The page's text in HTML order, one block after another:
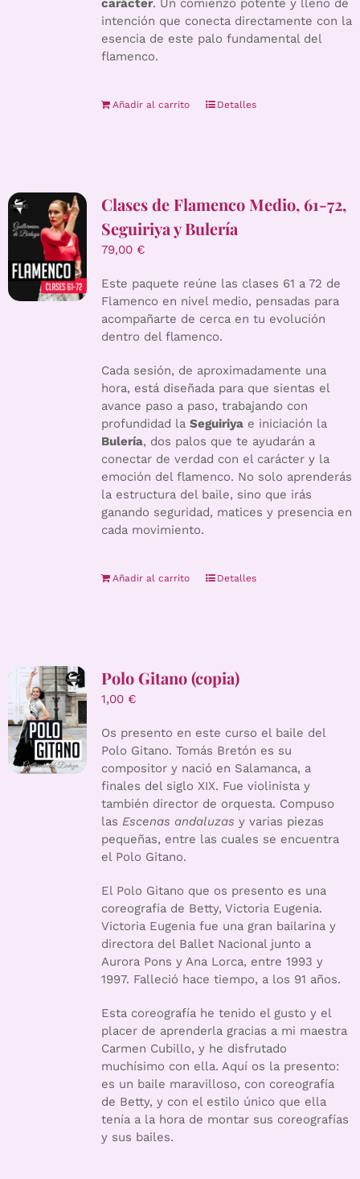
carácter. Un comienzo potente y lleno de
intención que conecta directamente con la
esencia de este palo fundamental del
flamenco.
Añadir al carrito Detalles
Clases de Flamenco Medio, 61-72,
Seguiriya y Bulería
79,00 €
Este paquete reúne las clases 61 a 72 de
Flamenco en nivel medio, pensadas para
acompañarte de cerca en tu evolución
dentro del flamenco.
Cada sesión, de aproximadamente una
hora, está diseñada para que sientas el
avance paso a paso, trabajando con
profundidad la Seguiriyae iniciación la
Bulería, dos palos que te ayudarán a
conectar de verdad con el carácter y la
emoción del flamenco. No solo aprenderás
la estructura del baile, sino que irás
ganando seguridad, matices y presencia en
cada movimiento.
Añadir al carrito Detalles
Polo Gitano (copia)
1,00 €
Os presento en este curso el baile del
Polo Gitano. Tomás Bretón es su
compositor y nació en Salamanca, a
finales del siglo XIX. Fue violinista y
también director de orquesta. Compuso
las Escenas andaluzas y varias piezas
pequeñas, entre las cuales se encuentra
el Polo Gitano.
El Polo Gitano que os presento es una
coreografía de Betty, Victoria Eugenia.
Victoria Eugenia fue una gran bailarina y
directora del Ballet Nacional junto a
Aurora Pons y Ana Lorca, entre 1993 y
1997. Falleció hace tiempo, a los 91 años.
Esta coreografía he tenido el gusto y el
placer de aprenderla gracias a mi maestra
Carmen Cubillo, y he disfrutado
muchísimo con ella. Aquí os la presento:
es un baile maravilloso, con coreografía
de Betty, y con el estilo único que ella
tenía a la hora de montar sus coreografías
y sus bailes.